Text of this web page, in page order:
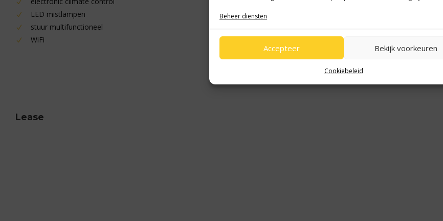
Beheer diensten
Accepteer Bekijk voorkeuren
Cookiebeleid
LED mistlampen
stuur leder
stuur multifunctioneel
WiFi
Lease